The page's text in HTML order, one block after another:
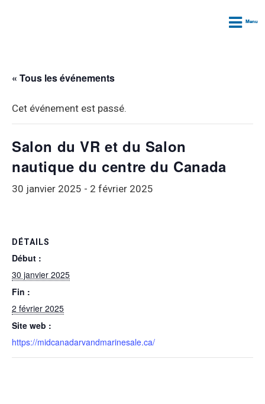
Menu
« Tous les événements
Cet événement est passé.
Salon du VR et du Salon
nautique du centre du Canada
30 janvier 2025 - 2 février 2025
DÉTAILS
Début :
30 janvier 2025
Fin :
2 février 2025
Site web :
https://midcanadarvandmarinesale.ca/